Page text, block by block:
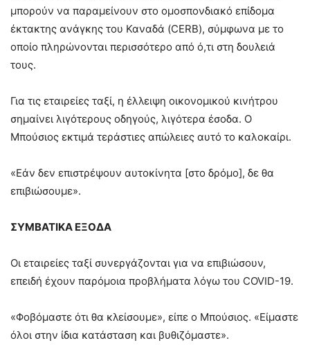
μπορούν να παραμείνουν στο ομοσπονδιακό επίδομα
έκτακτης ανάγκης του Καναδά (CERB), σύμφωνα με το
οποίο πληρώνονται περισσότερο από ό,τι στη δουλειά
τους.
Για τις εταιρείες ταξί, η έλλειψη οικονομικού κινήτρου
σημαίνει λιγότερους οδηγούς, λιγότερα έσοδα. Ο
Μπούσιος εκτιμά τεράστιες απώλειες αυτό το καλοκαίρι.
«Εάν δεν επιστρέψουν αυτοκίνητα [στο δρόμο], δε θα
επιβιώσουμε».
ΣΥΜΒΑΤΙΚΑ ΕΞΟΔΑ
Οι εταιρείες ταξί συνεργάζονται για να επιβιώσουν,
επειδή έχουν παρόμοια προβλήματα λόγω του COVID-19.
«Φοβόμαστε ότι θα κλείσουμε», είπε ο Μπούσιος. «Είμαστε
όλοι στην ίδια κατάσταση και βυθιζόμαστε».